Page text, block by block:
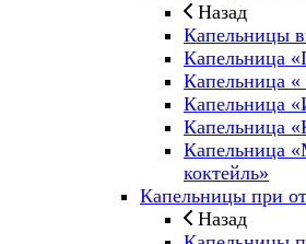
Назад
Капельницы
Капельница
Капельница
Капельница
Капельница
Капельница
коктейль»
Капельницы при
Назад